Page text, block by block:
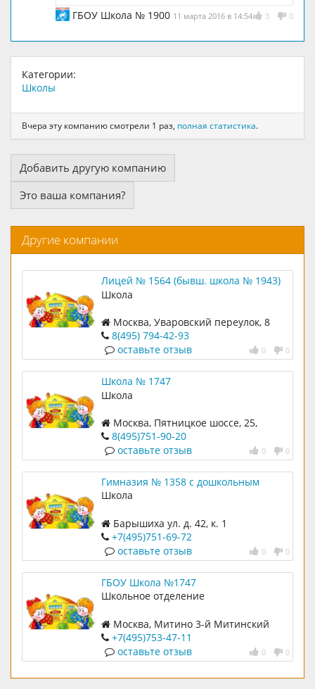
3 0
ГБОУ Школа № 1900 11 марта 2016 в 14:54
Категории:
Школы
Вчера эту компанию смотрели 1 раз, полная статистика.
Добавить другую компанию
Это ваша компания?
Другие компании
Лицей № 1564 (бывш. школа № 1943)
Школа
Москва, Уваровский переулок, 8
8(495) 794-42-93
0 0
оставьте отзыв
Школа № 1747
Школа
Москва, Пятницкое шоссе, 25,
корпус 3
8(495)751-90-20
0 0
оставьте отзыв
Гимназия № 1358 с дошкольным
отделением (бывшая школа №1744)
Школа
Барышиха ул. д. 42, к. 1
+7(495)751-69-72
0 0
оставьте отзыв
ГБОУ Школа №1747
Школьное отделение
Москва, Митино 3-й Митинский
пер. д. 12
+7(495)753-47-11
0 0
оставьте отзыв